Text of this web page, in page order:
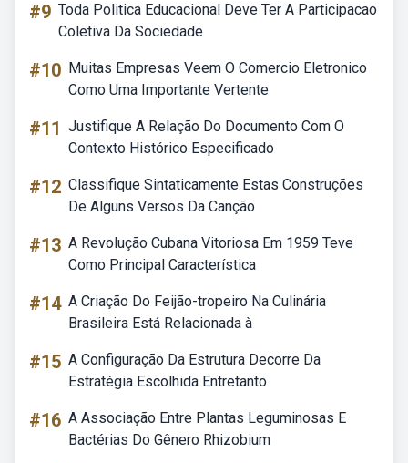
#9 Toda Politica Educacional Deve Ter A Participacao
Coletiva Da Sociedade
#10 Muitas Empresas Veem O Comercio Eletronico
Como Uma Importante Vertente
#11 Justifique A Relação Do Documento Com O
Contexto Histórico Especificado
#12 Classifique Sintaticamente Estas Construções
De Alguns Versos Da Canção
#13 A Revolução Cubana Vitoriosa Em 1959 Teve
Como Principal Característica
#14 A Criação Do Feijão-tropeiro Na Culinária
Brasileira Está Relacionada à
#15 A Configuração Da Estrutura Decorre Da
Estratégia Escolhida Entretanto
#16 A Associação Entre Plantas Leguminosas E
Bactérias Do Gênero Rhizobium